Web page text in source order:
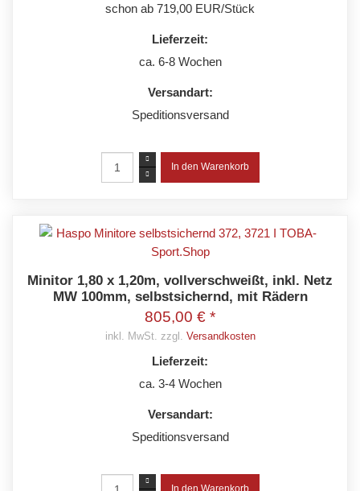
schon ab 719,00 EUR/Stück
Lieferzeit:
ca. 6-8 Wochen
Versandart:
Speditionsversand
Minitor 1,80 x 1,20m, vollverschweißt, inkl. Netz
MW 100mm, selbstsichernd, mit Rädern
805,00 € *
inkl. MwSt. zzgl. Versandkosten
Lieferzeit:
ca. 3-4 Wochen
Versandart:
Speditionsversand